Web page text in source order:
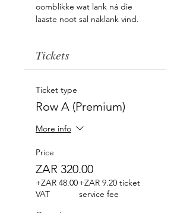
oomblikke wat lank ná die
laaste noot sal naklank vind.
Tickets
Ticket type
Row A (Premium)
More info
Price
ZAR 320.00
+ZAR 48.00
VAT
+ZAR 9.20 ticket
service fee